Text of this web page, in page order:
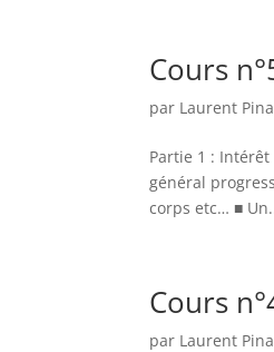
Cours
par Laurent
Partie 1 :
général
corps etc… ■
Cours
par Laurent